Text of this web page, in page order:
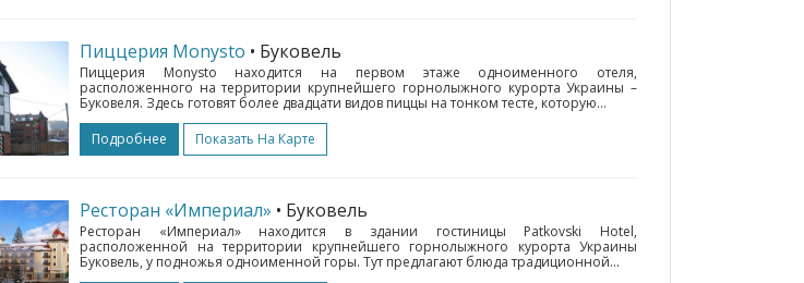
Пиццерия Monysto • Буковель
Пиццерия Monysto находится на первом этаже одноименного отеля,
расположенного на территории крупнейшего горнолыжного курорта Украины –
Буковеля. Здесь готовят более двадцати видов пиццы на тонком тесте, которую...
Подробнее
Показать На Карте
Ресторан «Империал» • Буковель
Ресторан «Империал» находится в здании гостиницы Patkovski Hotel,
расположенной на территории крупнейшего горнолыжного курорта Украины
Буковель, у подножья одноименной горы. Тут предлагают блюда традиционной...